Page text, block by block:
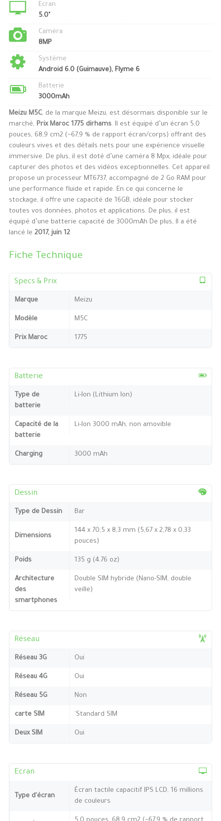
Ecran
5.0"
Caméra
8MP
Système
Android 6.0 (Guimauve), Flyme 6
Batterie
3000mAh
Meizu M5C, de la marque Meizu, est désormais disponible sur le
marché, Prix Maroc 1775 dirhams. Il est équipé d’un écran 5,0
pouces, 68,9 cm2 (~67,9 % de rapport écran/corps) offrant des
couleurs vives et des détails nets pour une expérience visuelle
immersive. De plus, il est doté d’une caméra 8 Mpx, idéale pour
capturer des photos et des vidéos exceptionnelles. Cet appareil
propose un processeur MT6737, accompagné de 2 Go RAM pour
une performance fluide et rapide. En ce qui concerne le
stockage, il offre une capacité de 16GB, idéale pour stocker
toutes vos données, photos et applications. De plus, il est
équipé d’une batterie capacité de 3000mAh De plus, Il a été
lancé le 2017, juin 12
Fiche Technique
Specs & Prix
Marque Meizu
Modèle M5C
Prix Maroc 1775
Batterie
Type de
batterie
Li-Ion (Lithium Ion)
Capacité de la
batterie
Li-Ion 3000 mAh, non amovible
Charging 3000 mAh
Dessin
Type de Dessin Bar
Dimensions
144 x 70,5 x 8,3 mm (5,67 x 2,78 x 0,33
pouces)
Poids 135 g (4.76 oz)
Architecture
des
smartphones
Double SIM hybride (Nano-SIM, double
veille)
Réseau
Réseau 3G Oui
Réseau 4G Oui
Réseau 5G Non
carte SIM `Standard SIM
Deux SIM Oui
Ecran
Type d'écran
Écran tactile capacitif IPS LCD, 16 millions
de couleurs